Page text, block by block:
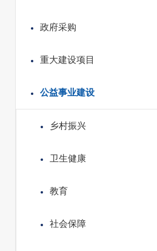
政府采购
重大建设项目
公益事业建设
乡村振兴
卫生健康
教育
社会保障